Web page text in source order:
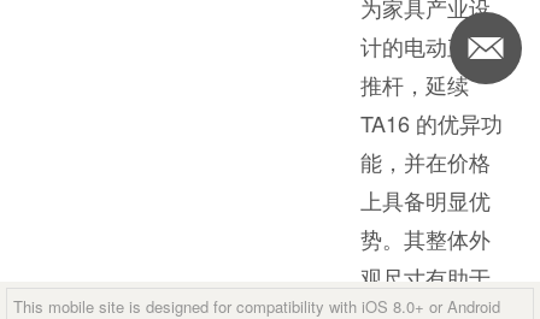
为家具产业设
计的电动直线
推杆，延续
TA16 的优异功
能，并在价格
上具备明显优
势。其整体外
观尺寸有助于
This mobile site is designed for compatibility with iOS 8.0+ or Android